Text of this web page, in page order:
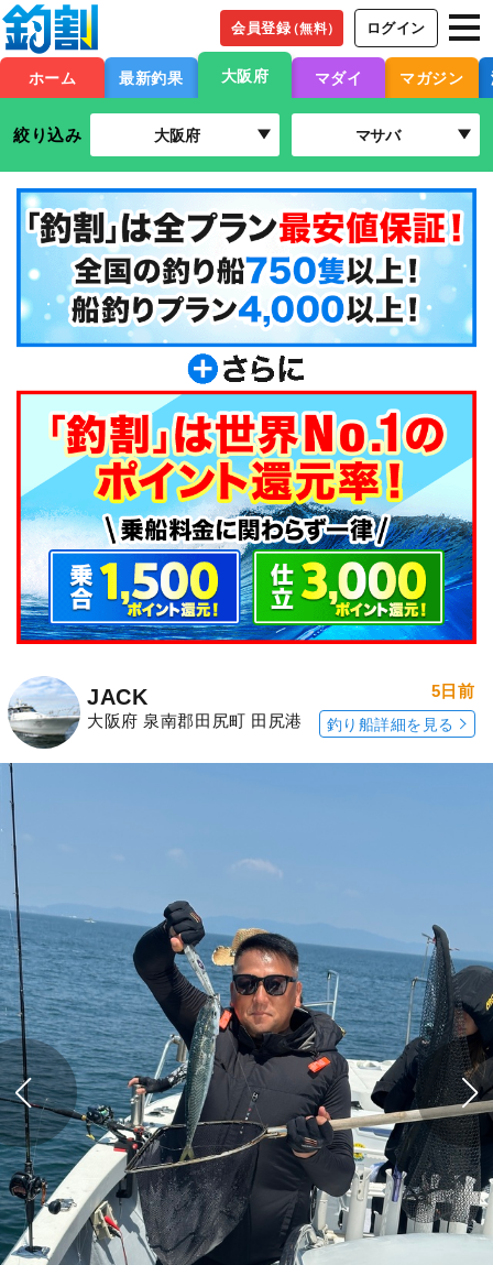
会員登録（無料） ログイン
ホーム 最新釣果 大阪府 マダイ マガジン
絞り込み 大阪府 マサバ
JACK
大阪府 泉南郡田尻町 田尻港
5日前
釣り船詳細を見る